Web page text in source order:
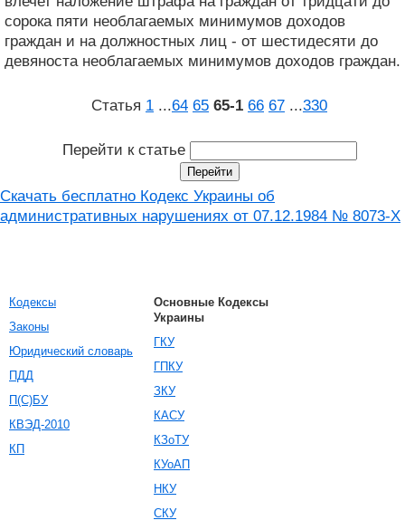
сорока пяти необлагаемых минимумов доходов
граждан и на должностных лиц - от шестидесяти до
девяноста необлагаемых минимумов доходов граждан.
Статья 1 ...64 65 65‑1 66 67 ...330
Перейти к статье
Скачать бесплатно Кодекс Украины об
административных нарушениях от 07.12.1984 № 8073-X
Кодексы
Законы
Юридический словарь
ПДД
П(С)БУ
КВЭД-2010
КП
Основные Кодексы
Украины
ГКУ
ГПКУ
ЗКУ
КАСУ
КЗоТУ
КУоАП
НКУ
СКУ